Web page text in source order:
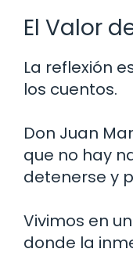
El Valor
La reflexión
los cuentos.
Don Juan
que no hay
detenerse y
Vivimos en
donde la